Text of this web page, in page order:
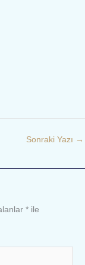
Sonraki Yazı →
* ile